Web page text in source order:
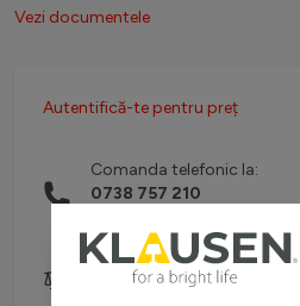
Vezi documentele
Autentifică-te pentru preț
Comanda telefonic la:
0738 757 210
Adaugă pentru comparare